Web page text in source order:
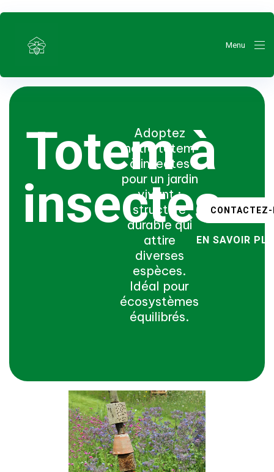
Menu
Totem à
insectes
Adoptez
notre totem
à insectes
pour un jardin
vivant :
structure
durable qui
attire
diverses
espèces.
Idéal pour
écosystèmes
équilibrés.
CONTACTEZ-
EN SAVOIR